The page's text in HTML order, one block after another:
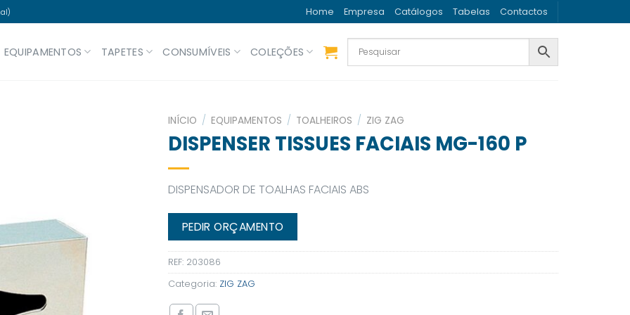
Home Empresa Catálogos Tabelas Contactos
EQUIPAMENTOS TAPETES CONSUMÍVEIS COLEÇÕES
INÍCIO / EQUIPAMENTOS / TOALHEIROS / ZIG ZAG
DISPENSER TISSUES FACIAIS MG-160 P
DISPENSADOR DE TOALHAS FACIAIS ABS
PEDIR ORÇAMENTO
REF: 203086
Categoria: ZIG ZAG